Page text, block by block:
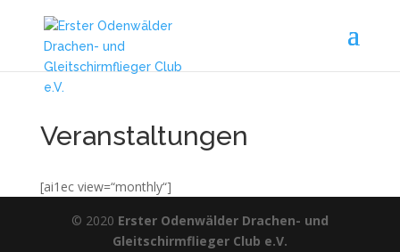
Veranstaltungen
[ai1ec view=“monthly“]
© 2020 Erster Odenwälder Drachen- und
Gleitschirmflieger Club e.V.